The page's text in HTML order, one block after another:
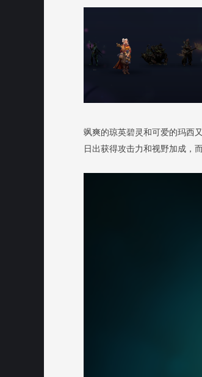
飒爽的琼英碧灵和可爱的玛西
日出获得攻击力和视野加成，